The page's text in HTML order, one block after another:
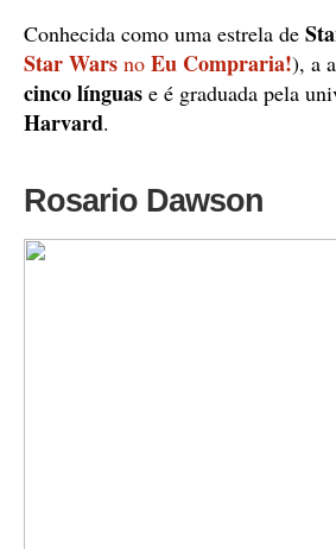
Conhecida como uma estrela de
Star Wars no Eu Compraria!), a
cinco línguas e é graduada pela
Harvard.
Rosario Dawson